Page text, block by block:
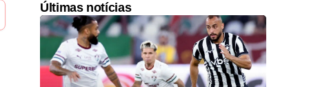
Últimas notícias